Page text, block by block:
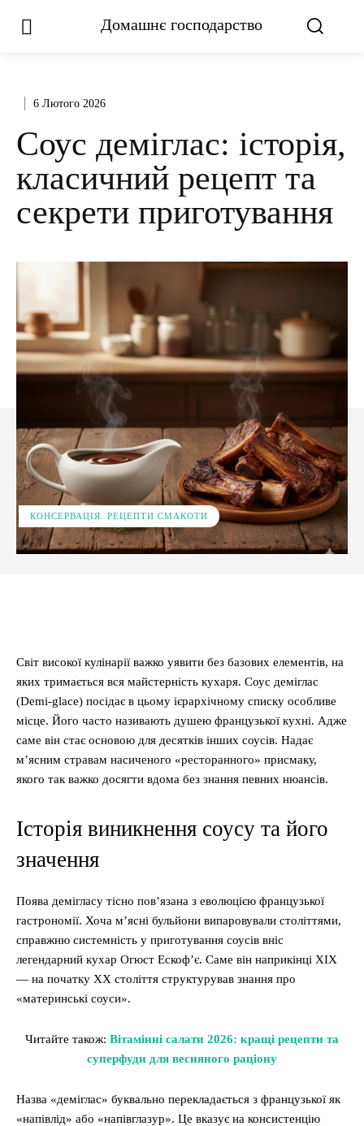
Домашнє господарство
6 Лютого 2026
Соус деміглас: історія,
класичний рецепт та
секрети приготування
КОНСЕРВАЦІЯ. РЕЦЕПТИ СМАКОТИ
Світ високої кулінарії важко уявити без базових елементів, на
яких тримається вся майстерність кухаря. Соус деміглас
(Demi-glace) посідає в цьому ієрархічному списку особливе
місце. Його часто називають душею французької кухні. Адже
саме він стає основою для десятків інших соусів. Надає
м’ясним стравам насиченого «ресторанного» присмаку,
якого так важко досягти вдома без знання певних нюансів.
Історія виникнення соусу та його
значення
Поява демігласу тісно пов’язана з еволюцією французької
гастрономії. Хоча м’ясні бульйони випаровували століттями,
справжню системність у приготування соусів вніс
легендарний кухар Огюст Ескоф’є. Саме він наприкінці XIX
— на початку XX століття структурував знання про
«материнські соуси».
Читайте також: Вітамінні салати 2026: кращі рецепти та
суперфуди для весняного раціону
Назва «деміглас» буквально перекладається з французької як
«напівлід» або «напівглазур». Це вказує на консистенцію